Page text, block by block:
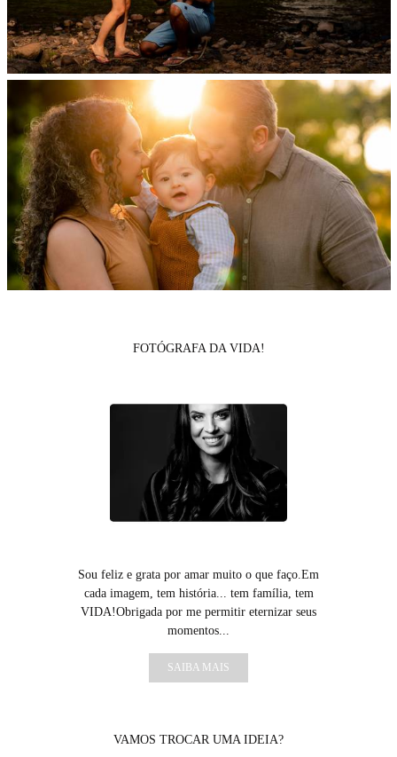
FOTÓGRAFA DA VIDA!
Sou feliz e grata por amar muito o que faço.Em
cada imagem, tem história... tem família, tem
VIDA!Obrigada por me permitir eternizar seus
momentos...
SAIBA MAIS
VAMOS TROCAR UMA IDEIA?